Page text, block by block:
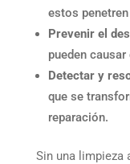
estos
Prevenir el
pueden
Detectar y
que se
reparación.
Sin una limpieza